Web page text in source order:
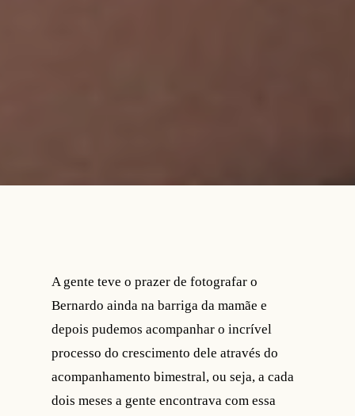
A gente teve o prazer de fotografar o
Bernardo ainda na barriga da mamãe e
depois pudemos acompanhar o incrível
processo do crescimento dele através do
acompanhamento bimestral, ou seja, a cada
dois meses a gente encontrava com essa